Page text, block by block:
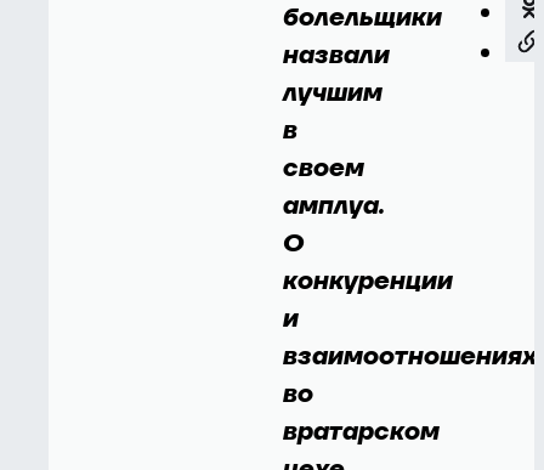
болельщики
назвали
лучшим
в
своем
амплуа.
О
конкуренции
и
взаимоотношениях
во
вратарском